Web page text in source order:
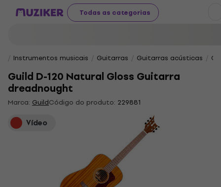
Todas as categorias
Instrumentos musicais Guitarras Guitarras acústicas
Guild D-120 Natural Gloss Guitarra
dreadnought
Marca: GuildCódigo do produto: 229881
Vídeo